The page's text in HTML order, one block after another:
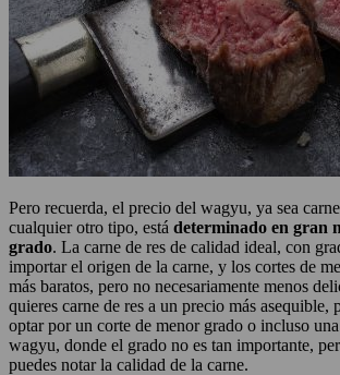
Pero recuerda, el precio del wagyu, ya sea
cualquier otro tipo, está determinado en gran
grado. La carne de res de calidad ideal, con
importar el origen de la carne, y los cortes de
más baratos, pero no necesariamente menos
quieres carne de res a un precio más asequible,
optar por un corte de menor grado o incluso
wagyu, donde el grado no es tan importante,
puedes notar la calidad de la carne.